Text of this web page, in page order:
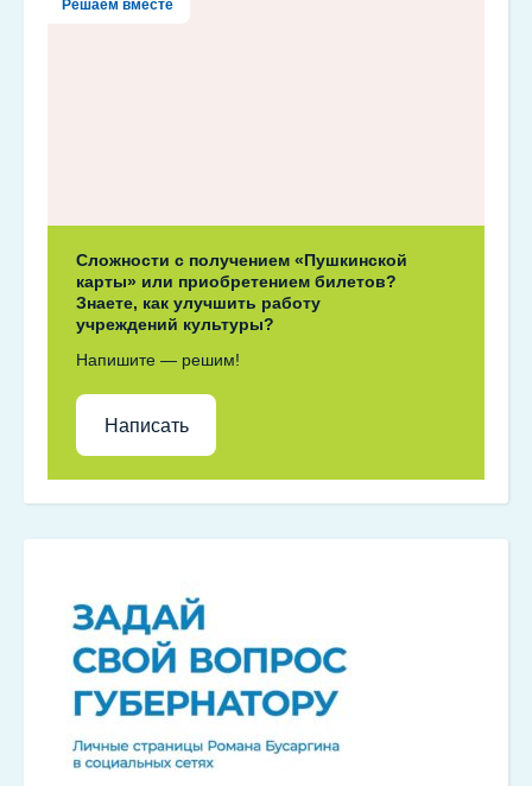
Решаем вместе
Сложности с получением «Пушкинской
карты» или приобретением билетов?
Знаете, как улучшить работу
учреждений культуры?
Напишите — решим!
Написать